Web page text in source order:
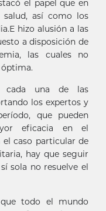
el papel que en
salud, así como los
hizo alusión a las
a disposición de
las cuales no
cada una de las
los expertos y
que pueden
eficacia en el
caso particular de
hay que seguir
sola no resuelve el
todo el mundo